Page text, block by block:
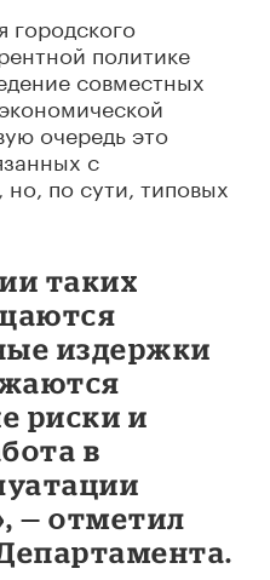
городского
политике
совместных
очередь это
с
по сути, типовых
таких
издержки
риски и
в
— отметил